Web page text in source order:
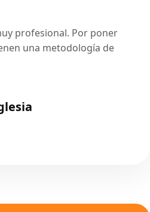
profesional. Por poner
una metodología de